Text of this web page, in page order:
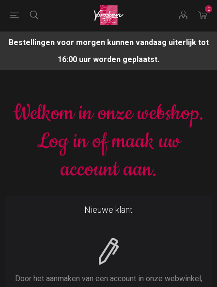
0
Bestellingen voor morgen kunnen vandaag uiterlijk tot
16:00 uur worden geplaatst.
Welkom in onze webshop.
Log in of maak uw
account aan.
Nieuwe klant
Door het aanmaken van een account in onze webwinkel,